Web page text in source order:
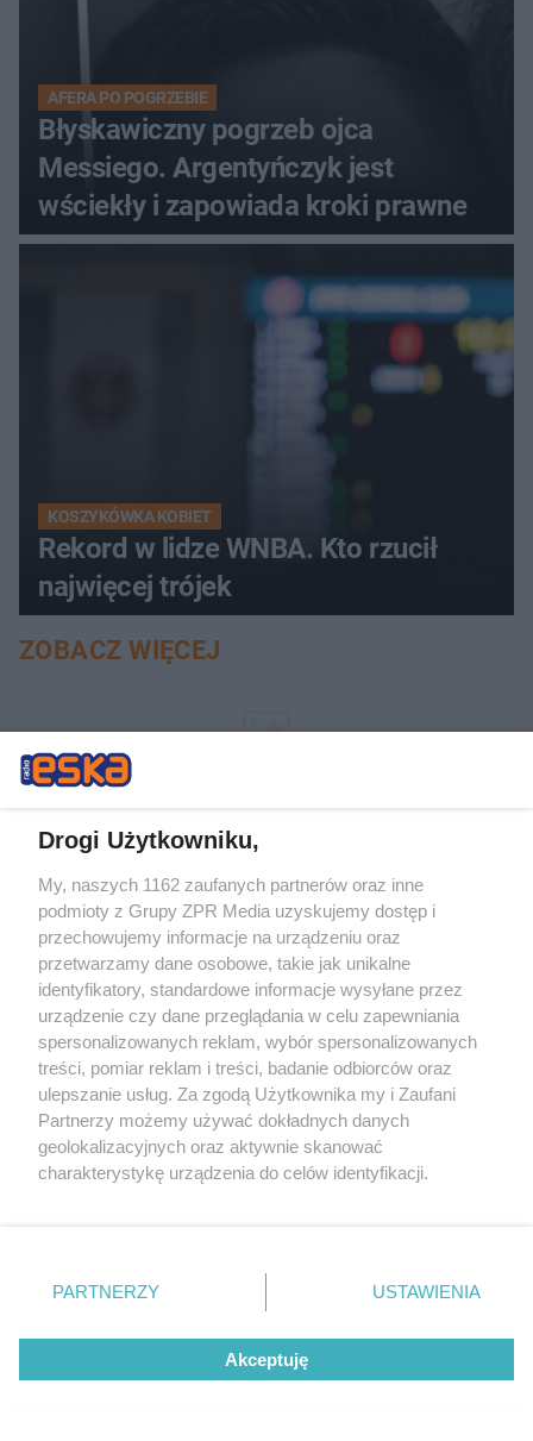
AFERA PO POGRZEBIE
Błyskawiczny pogrzeb ojca
Messiego. Argentyńczyk jest
wściekły i zapowiada kroki prawne
KOSZYKÓWKA KOBIET
Rekord w lidze WNBA. Kto rzucił
najwięcej trójek
ZOBACZ WIĘCEJ
Żaden utwór zamieszczony w serwisie nie może być powielany i
rozpowszechniany lub dalej rozpowszechniany w jakikolwiek sposób (w
tym także elektroniczny lub mechaniczny) na jakimkolwiek polu
Drogi Użytkowniku,
My, naszych 1162 zaufanych partnerów oraz inne
podmioty z Grupy ZPR Media uzyskujemy dostęp i
przechowujemy informacje na urządzeniu oraz
przetwarzamy dane osobowe, takie jak unikalne
identyfikatory, standardowe informacje wysyłane przez
urządzenie czy dane przeglądania w celu zapewniania
spersonalizowanych reklam, wybór spersonalizowanych
treści, pomiar reklam i treści, badanie odbiorców oraz
ulepszanie usług. Za zgodą Użytkownika my i Zaufani
Partnerzy możemy używać dokładnych danych
geolokalizacyjnych oraz aktywnie skanować
charakterystykę urządzenia do celów identyfikacji.
zmienić/wycofać klikając przycisk ustawień prywatności
znajdujący się w lewym dolnym rogu strony
rodzaje przetwarzania danych nie wymagają zgody
użytkownika, ale masz prawo sprzeciwić się takiemu
przetwarzaniu. Preferencje będą miały zastosowanie tylko
PARTNERZY USTAWIENIA
Akceptuję